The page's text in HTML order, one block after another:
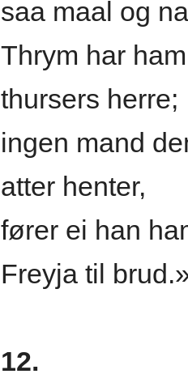
saa maal og
Thrym har
thursers herre;
ingen mand
atter henter,
fører ei han
Freyja til
12.